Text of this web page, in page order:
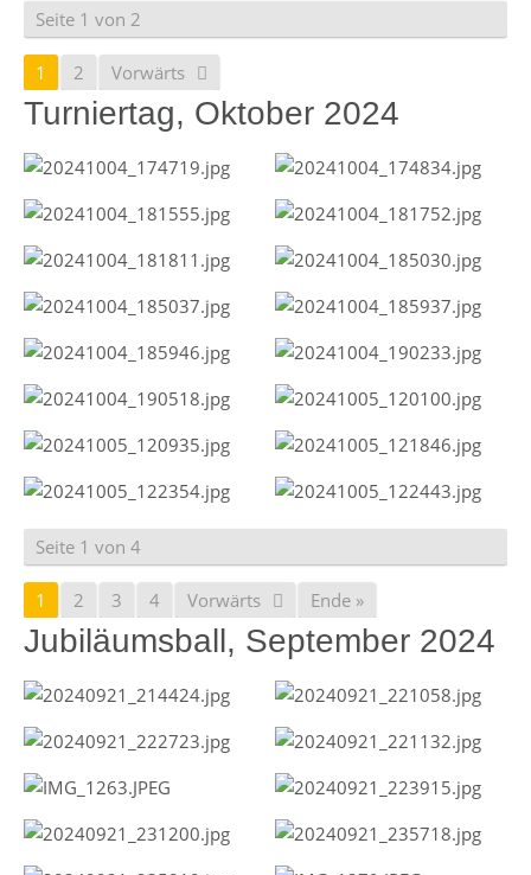
Seite 1 von 2
1 2 Vorwärts
Turniertag, Oktober 2024
Seite 1 von 4
1 2 3 4 Vorwärts Ende »
Jubiläumsball, September 2024